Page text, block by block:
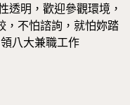
透明，歡迎參觀環境，
，不怕諮詢，就怕妳踏
八大兼職工作